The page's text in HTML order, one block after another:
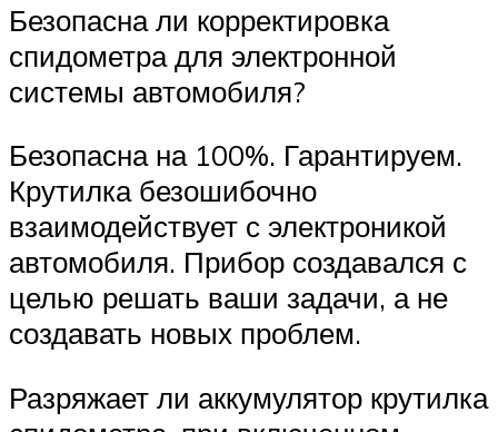
Безопасна ли корректировка
спидометра для электронной
системы автомобиля?
Безопасна на 100%. Гарантируем.
Крутилка безошибочно
взаимодействует с электроникой
автомобиля. Прибор создавался с
целью решать ваши задачи, а не
создавать новых проблем.
Разряжает ли аккумулятор крутилка